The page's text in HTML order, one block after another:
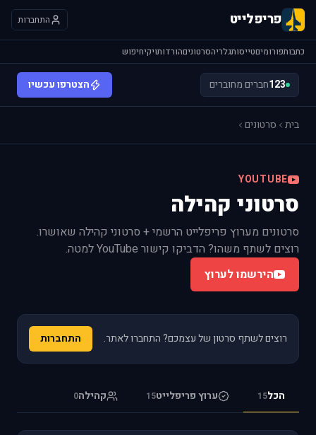
פריפלייט התחברות
כתבותפורומיםטייסותגלריהסרטוניםהורדותויקיחיפוש
123חברים מחוברים הצטרפו עכשיו
בית סרטונים
YOUTUBE
סרטוני קהילה
סרטונים מערוץ פריפלייט הרשמי + סרטוני קהילה שאושרו.
רוצים לשתף משהו? הדביקו קישור YouTube למטה.
הירשמו לערוץ
רוצים לשתף סרטון של עצמכם? התחברו לאתר. התחברות
הכל15 ערוץ פריפלייט15 קהילה0